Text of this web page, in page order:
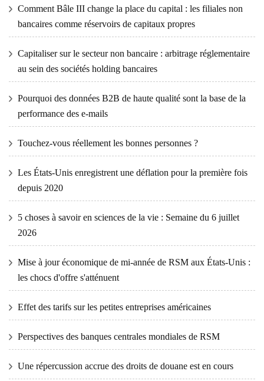
Comment Bâle III change la place du capital : les filiales non
bancaires comme réservoirs de capitaux propres
Capitaliser sur le secteur non bancaire : arbitrage réglementaire
au sein des sociétés holding bancaires
Pourquoi des données B2B de haute qualité sont la base de la
performance des e-mails
Touchez-vous réellement les bonnes personnes ?
Les États-Unis enregistrent une déflation pour la première fois
depuis 2020
5 choses à savoir en sciences de la vie : Semaine du 6 juillet
2026
Mise à jour économique de mi-année de RSM aux États-Unis :
les chocs d'offre s'atténuent
Effet des tarifs sur les petites entreprises américaines
Perspectives des banques centrales mondiales de RSM
Une répercussion accrue des droits de douane est en cours